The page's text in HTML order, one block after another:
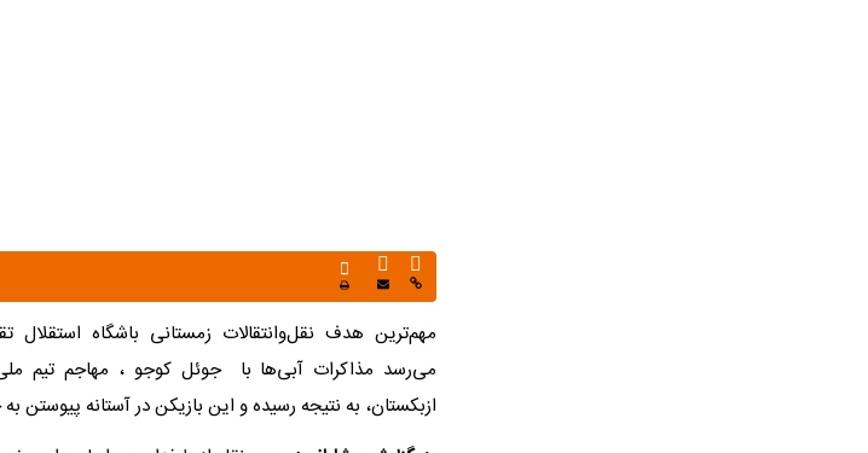
مهم‌ترین هدف نقل‌وانتقالات زمستانی باشگاه
می‌رسد مذاکرات آبی‌ها با جوئل کوجو ، مهاجم تیم ملی
ازبکستان، به نتیجه رسیده و این بازیکن در آستانه